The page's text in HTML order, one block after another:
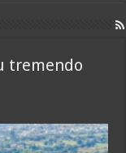
tremendo